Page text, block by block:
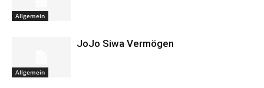
Allgemein
Allgemein
JoJo Siwa Vermögen